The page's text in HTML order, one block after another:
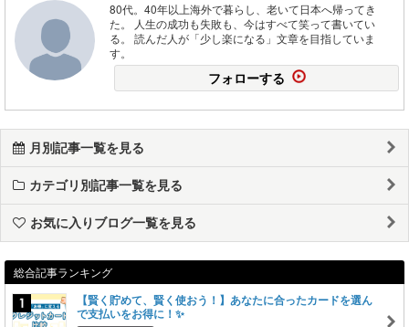
80代。40年以上海外で暮らし、老いて日本へ帰ってき
た。 人生の成功も失敗も、今はすべて笑って書いてい
る。 読んだ人が「少し楽になる」文章を目指していま
す。
フォローする
月別記事一覧を見る
カテゴリ別記事一覧を見る
お気に入りブログ一覧を見る
総合記事ランキング
【賢く貯めて、賢く使おう！】あなたに合ったカードを選ん
で支払いをお得に！✨